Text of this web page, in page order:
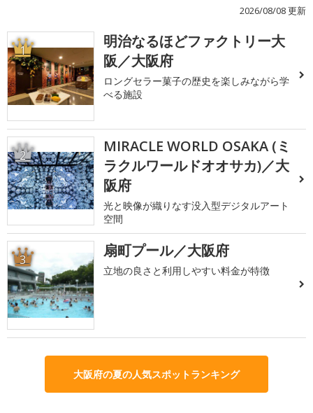
2026/08/08 更新
1
明治なるほどファクトリー大
阪／大阪府
ロングセラー菓子の歴史を楽しみながら学
べる施設
2
MIRACLE WORLD OSAKA (ミ
ラクルワールドオオサカ)／大
阪府
光と映像が織りなす没入型デジタルアート
空間
3 扇町プール／大阪府
立地の良さと利用しやすい料金が特徴
大阪府の夏の人気スポットランキング